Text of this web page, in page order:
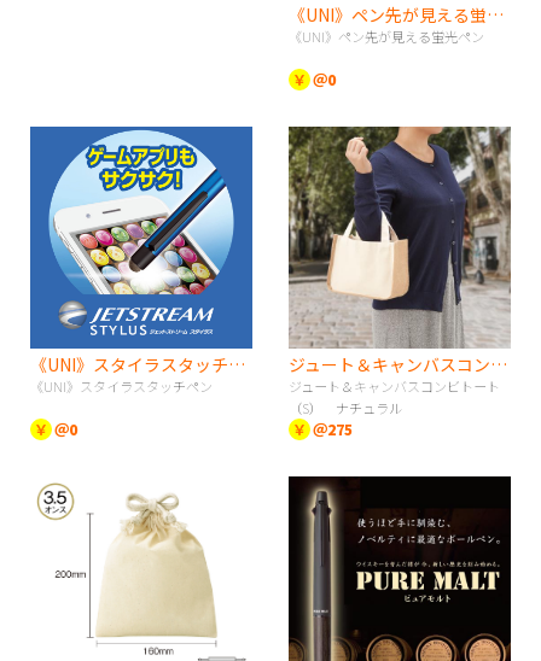
《UNI》ペン先が見える蛍光ペン
《UNI》ペン先が見える蛍光ペン
￥ ＠0
《UNI》スタイラスタッチペン
《UNI》スタイラスタッチペン
￥ ＠0
ジュート＆キャンバスコンビトート（S） ナチュラル
ジュート＆キャンバスコンビトート
（S） ナチュラル
￥ ＠275